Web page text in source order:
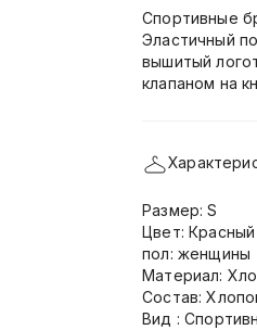
Спортивные
Эластичный
вышитый
клапаном на
Размер: S
Цвет: Красный
пол: женщины
Материал:
Состав:
Вид :